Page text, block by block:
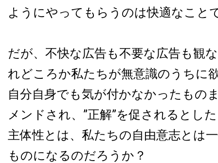
ようにやってもらうのは快適なこと
だが、不快な広告も不要な広告も観
れどころか私たちが無意識のうちに
自分自身でも気が付かなかったもの
メンドされ、”正解”を促されるとし
主体性とは、私たちの自由意志とは
ものになるのだろうか？